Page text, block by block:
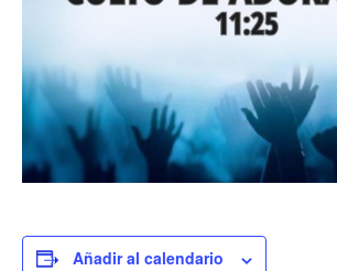
Añadir al calendario